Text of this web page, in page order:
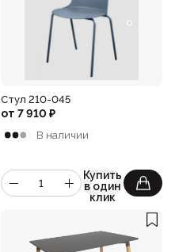
Стул 210-045
от 7 910₽
В наличии
Купить
в один
клик